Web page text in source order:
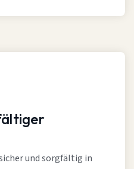
und sorgfältig in